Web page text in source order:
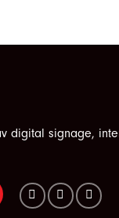
digital signage,